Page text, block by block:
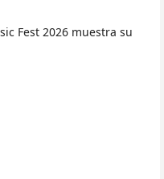
Fest 2026 muestra su